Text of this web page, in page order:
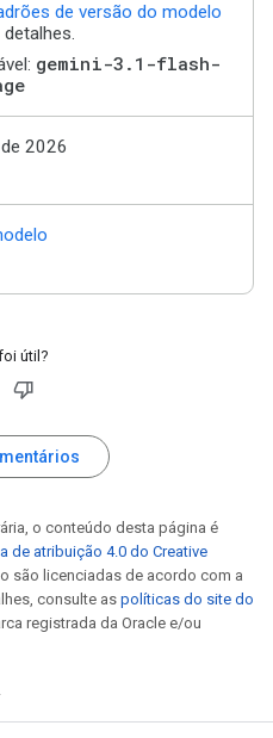
de versão do modelo
gemini-3.1-flash-
2026
útil?
o conteúdo desta página é
de atribuição 4.0 do Creative
são licenciadas de acordo com a
consulte as políticas do site do
registrada da Oracle e/ou